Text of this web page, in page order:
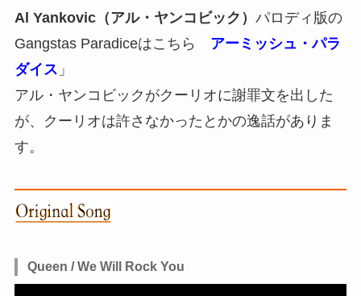
Al Yankovic（アル・ヤンコビック） パロディ版の
Gangstas Paradiceはこちら アーミッシュ・パラ
ダイス 」
アル・ヤンコビックがクーリオに謝罪文を出した
が、クーリオは許さなかったとかの逸話がありま
す。
Queen / We Will Rock You